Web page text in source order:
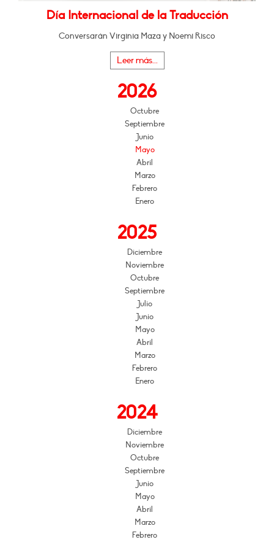
Día Internacional de la Traducción
Conversarán Virginia Maza y Noemi Risco
Leer más...
2026
Octubre
Septiembre
Junio
Mayo
Abril
Marzo
Febrero
Enero
2025
Diciembre
Noviembre
Octubre
Septiembre
Julio
Junio
Mayo
Abril
Marzo
Febrero
Enero
2024
Diciembre
Noviembre
Octubre
Septiembre
Junio
Mayo
Abril
Marzo
Febrero